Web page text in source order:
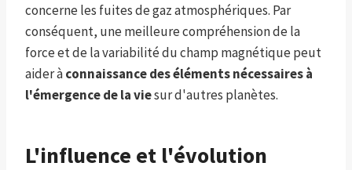
concerne les fuites de gaz atmosphériques. Par
conséquent, une meilleure compréhension de la
force et de la variabilité du champ magnétique peut
aider àconnaissance des éléments nécessaires à
l'émergence de la viesur d'autres planètes.
L'influence et l'évolution